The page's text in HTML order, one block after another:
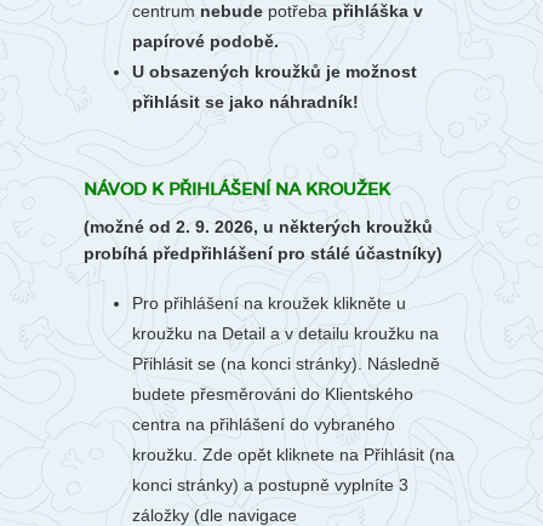
centrum nebude potřeba přihláška v
papírové podobě.
U obsazených kroužků je možnost
přihlásit se jako náhradník!
NÁVOD K PŘIHLÁŠENÍ NA KROUŽEK
(možné od 2. 9. 2026, u některých kroužků
probíhá předpřihlášení pro stálé účastníky)
Pro přihlášení na kroužek klikněte u
kroužku na Detail a v detailu kroužku na
Přihlásit se (na konci stránky). Následně
budete přesměrováni do Klientského
centra na přihlášení do vybraného
kroužku. Zde opět kliknete na Přihlásit (na
konci stránky) a postupně vyplníte 3
záložky (dle navigace